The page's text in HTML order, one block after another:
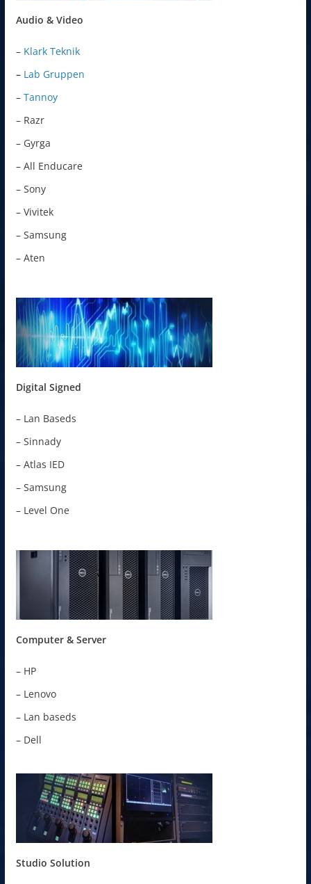
Audio & Video
– Klark Teknik
– Lab Gruppen
– Tannoy
– Razr
– Gyrga
– All Enducare
– Sony
– Vivitek
– Samsung
– Aten
Digital Signed
– Lan Baseds
– Sinnady
– Atlas IED
– Samsung
– Level One
Computer & Server
– HP
– Lenovo
– Lan baseds
– Dell
Studio Solution